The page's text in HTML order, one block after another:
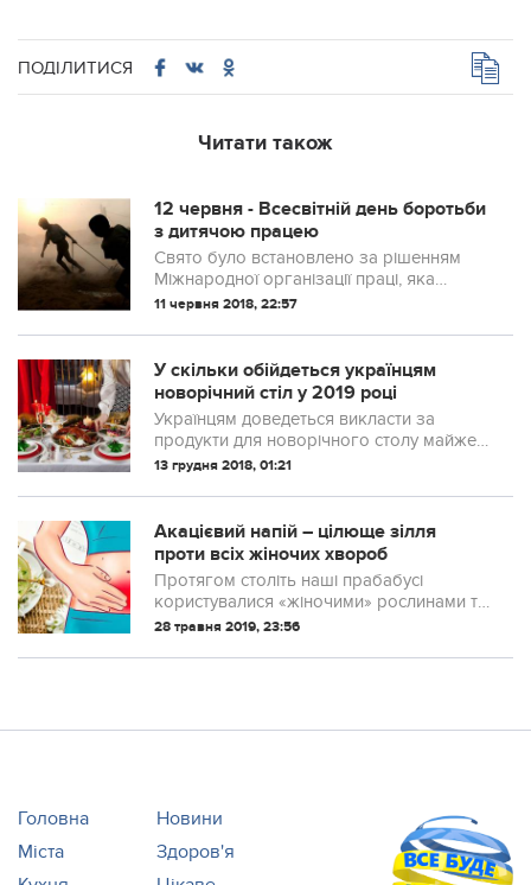
ПОДІЛИТИСЯ
Читати також
12 червня - Всесвітній день боротьби
з дитячою працею
Свято було встановлено за рішенням
Міжнародної організації праці, яка
бореться з проявами експлуатації дітей
11 червня 2018, 22:57
У скільки обійдеться українцям
новорічний стіл у 2019 році
Українцям доведеться викласти за
продукти для новорічного столу майже
на 20% більше, ніж у минулому році.
13 грудня 2018, 01:21
Акацієвий напій – цілюще зілля
проти всіх жіночих хвороб
Протягом століть наші прабабусі
користувалися «жіночими» рослинами та
травами для підтримки краси, здоров’я і
проблемами не гірше (а часом і краще)
28 травня 2019, 23:56
Головна
Новини
Міста
Здоров'я